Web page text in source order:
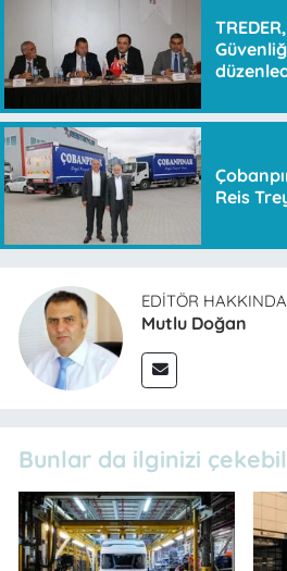
Reis
EDITÖR HAKKINDA
Mutlu Doğan
Bunlar da ilginizi